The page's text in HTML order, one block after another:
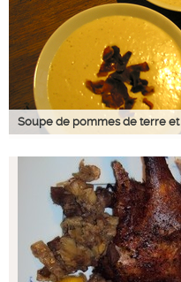
Soupe de pommes de terre